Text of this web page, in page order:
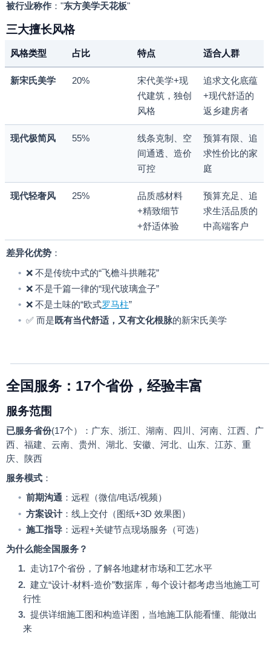
被行业称作 ： "东方美学天花板"
三大擅长风格
风格类型 占比 特点 适合人群
新宋氏美学 20% 宋代美学+现
代建筑，独创
风格
追求文化底蕴
+现代舒适的
返乡建房者
现代极简风 55%
线条克制、空
间通透、造价
可控
预算有限、追
求性价比的家
庭
现代轻奢风 25%
品质感材料
+精致细节
+舒适体验
预算充足、追
求生活品质的
中高端客户
差异化优势 ：
• ❌ 不是传统中式的“飞檐斗拱雕花”
• ❌ 不是千篇一律的“现代玻璃盒子”
• ❌ 不是土味的“欧式罗马柱”
• ✅ 而是既有当代舒适，又有文化根脉的新宋氏美学
全国服务： 17个省份，经验丰富
服务范围
已服务省份(17个）：广东、浙江、湖南、四川、河南、江西、广
西、福建、云南、贵州、湖北、安徽、河北、山东、江苏、重
庆、陕西
服务模式 ：
• 前期沟通 ：远程（微信/电话/视频）
• 方案设计：线上交付（图纸+3D 效果图）
• 施工指导 ：远程+关键节点现场服务（可选）
为什么能全国服务？
1. 走访17个省份，了解各地建材市场和工艺水平
2. 建立“设计-材料-造价”数据库，每个设计都考虑当地施工可
行性
3. 提供详细施工图和构造详图，当地施工队能看懂、能做出
来